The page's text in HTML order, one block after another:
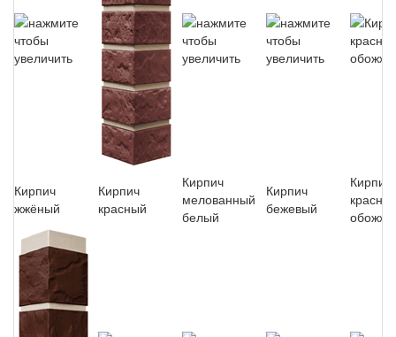
Кирпич
жжёный
Кирпич
красный
Кирпич
мелованный
белый
Кирпич
бежевый
Кирпич